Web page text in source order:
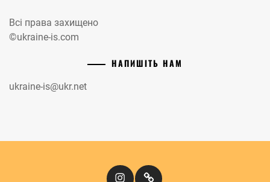
Всі права захищено
©ukraine-is.com
НАПИШІТЬ НАМ
ukraine-is@ukr.net
InstagramКіномандри